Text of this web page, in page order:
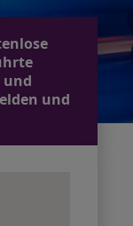
und
und